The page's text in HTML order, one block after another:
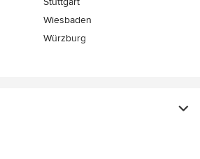
Wiesbaden
Würzburg